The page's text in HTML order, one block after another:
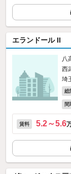
エランドール II
八
西
埼
総
間
賃料 5.2～5.6